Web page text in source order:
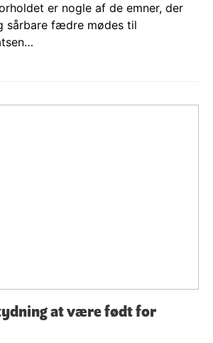
er nogle af de emner, der
sårbare fædre mødes til
at være født for